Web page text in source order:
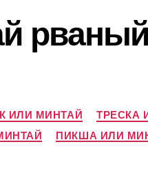
ИЛИ МИНТАЙ ТРЕСКА
ПИКША ИЛИ